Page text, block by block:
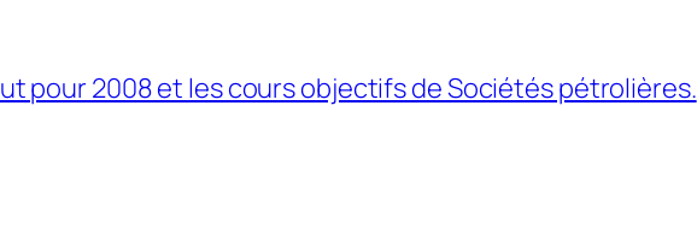
pour 2008 et les cours objectifs de Sociétés pétrolières.